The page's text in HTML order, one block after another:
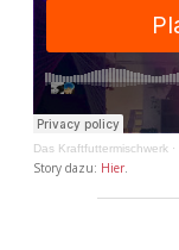
Das Kraftfuttermischwerk ·
Story dazu: Hier.